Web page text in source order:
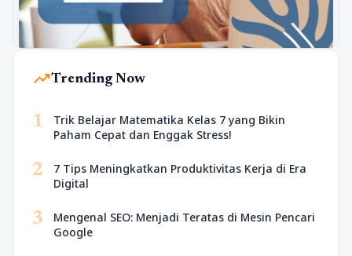
trending_upTrending Now
1
Trik Belajar Matematika Kelas 7 yang Bikin
Paham Cepat dan Enggak Stress!
2
7 Tips Meningkatkan Produktivitas Kerja di Era
Digital
3
Mengenal SEO: Menjadi Teratas di Mesin Pencari
Google